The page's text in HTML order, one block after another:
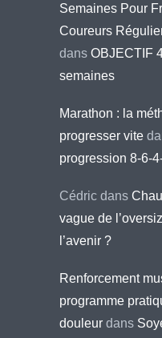
Semaines Pour
Coureurs
dans OBJECTIF
semaines
Marathon : la
progresser vite
progression 8-6-
Cédric dans
vague de
l’avenir ?
Renforcement
programme
douleur dans